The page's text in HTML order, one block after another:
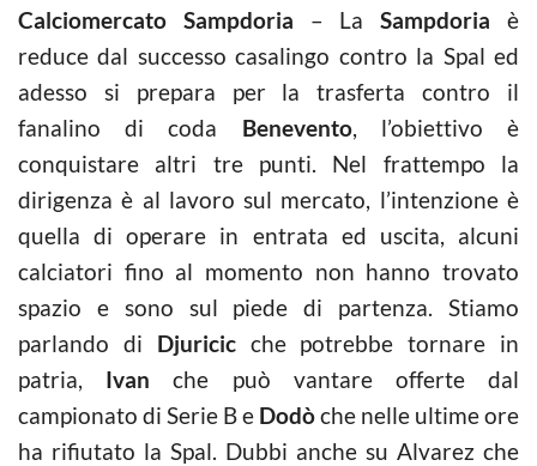
Calciomercato Sampdoria – LaSampdoria è
reduce dal successo casalingo contro la Spal ed
adesso si prepara per la trasferta contro il
fanalino di coda Benevento, l’obiettivo è
conquistare altri tre punti. Nel frattempo la
dirigenza è al lavoro sul mercato, l’intenzione è
quella di operare in entrata ed uscita, alcuni
calciatori fino al momento non hanno trovato
spazio e sono sul piede di partenza. Stiamo
parlando di Djuricicche potrebbe tornare in
patria, Ivan che può vantare offerte dal
campionato di Serie B e Dodòche nelle ultime ore
ha rifiutato la Spal. Dubbi anche su Alvarez che